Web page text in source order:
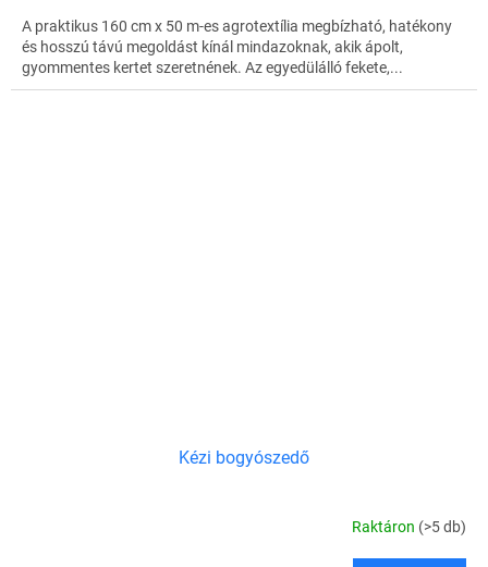
A praktikus 160 cm x 50 m-es agrotextília megbízható, hatékony
és hosszú távú megoldást kínál mindazoknak, akik ápolt,
gyommentes kertet szeretnének. Az egyedülálló fekete,...
Kézi bogyószedő
Raktáron (>5 db)